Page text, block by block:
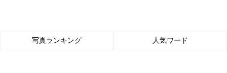
写真ランキング 人気ワード